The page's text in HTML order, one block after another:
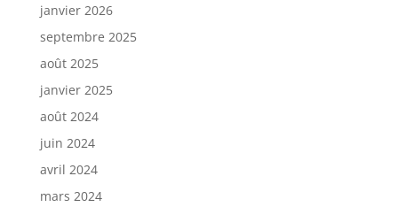
janvier 2026
septembre 2025
août 2025
janvier 2025
août 2024
juin 2024
avril 2024
mars 2024